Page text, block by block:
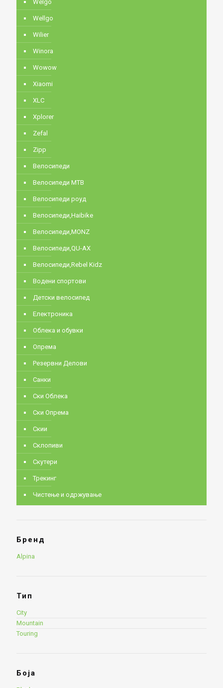
Welgo
Wellgo
Wilier
Winora
Wowow
Xiaomi
XLC
Xplorer
Zefal
Zipp
Велосипеди
Велосипеди MTB
Велосипеди роуд
Велосипеди,Haibike
Велосипеди,MONZ
Велосипеди,QU-AX
Велосипеди,Rebel Kidz
Водени спортови
Детски велосипед
Електроника
Облека и обувки
Опрема
Резервни Делови
Санки
Ски Облека
Ски Опрема
Скии
Склопиви
Скутери
Трекинг
Чистење и одржување
Бренд
Alpina
Тип
City
Mountain
Touring
Боја